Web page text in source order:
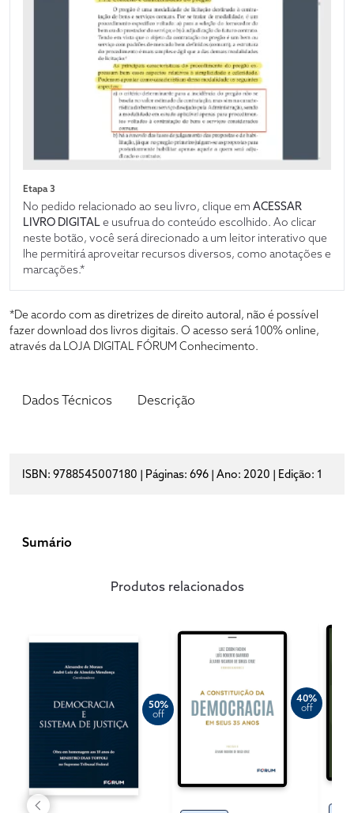
Etapa 3
No pedido relacionado ao seu livro, clique em ACESSAR
LIVRO DIGITALe usufrua do conteúdo escolhido. Ao clicar
neste botão, você será direcionado a um leitor interativo que
lhe permitirá aproveitar recursos diversos, como anotações e
marcações.*
*De acordo com as diretrizes de direito autoral, não é possível
fazer download dos livros digitais. O acesso será 100% online,
através da LOJA DIGITAL FÓRUM Conhecimento.
Dados Técnicos Descrição
ISBN: 9788545007180 | Páginas: 696 | Ano: 2020 | Edição: 1
Sumário
Produtos relacionados
50%
off
40%
off